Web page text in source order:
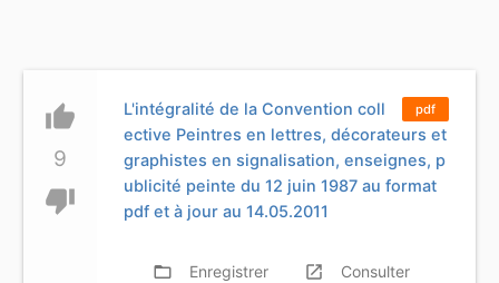
thumb_up
9
thumb_down
pdf
L'intégralité de la Convention coll
ective Peintres en lettres, décorateurs et
graphistes en signalisation, enseignes, p
ublicité peinte du 12 juin 1987 au format
pdf et à jour au 14.05.2011
folder_open Enregistrer launch Consulter